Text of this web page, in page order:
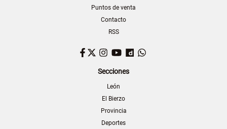
Puntos de venta
Contacto
RSS
Facebook
TwitterInstagram
YouTubeDailymotion
Secciones
León
El Bierzo
Provincia
Deportes